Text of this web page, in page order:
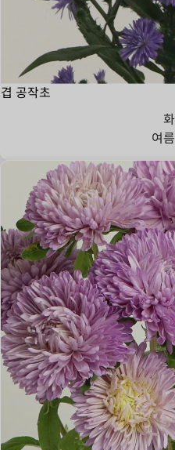
겹 공작초
여름